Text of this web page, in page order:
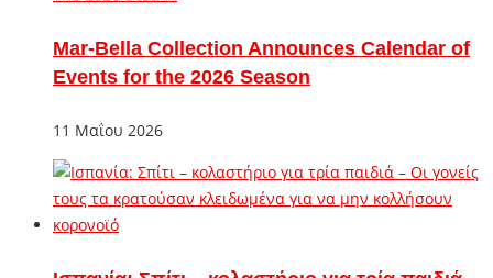
Mar-Bella Collection Announces Calendar of
Events for the 2026 Season
11 Μαΐου 2026